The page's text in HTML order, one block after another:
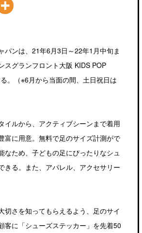
パンは、21年6月3日～22年1月中旬ま
スグランフロント大阪 KIDS POP
。（※6月から当面の間、土日祝日は
イルから、アクティブシーンまで着用
富に用意。無料で足のサイズ計測がで
なため、子どもの足にぴったりなシュ
きる。また、アパレル、アクセサリー
切さを知ってもらえるよう、足のサイ
客に「シューズステッカー」を先着50